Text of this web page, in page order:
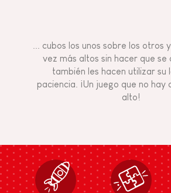
... cubos los unos sobre los otros
vez más altos sin hacer que se
también les hacen utilizar su
paciencia. ¡Un juego que no hay
alto!